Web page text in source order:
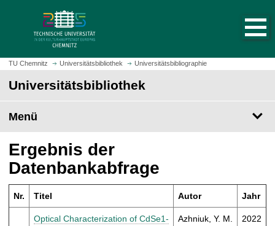
z
m
t
e
i
t
u
f
u
f
TU Chemnitz Universitätsbibliothek Universitätsbibliographie
Universitätsbibliothek
Menü
Ergebnis der
Datenbankabfrage
Nr. Titel Autor Jahr
Optical Characterization of CdSe1-
Azhniuk, Y. M.
2022